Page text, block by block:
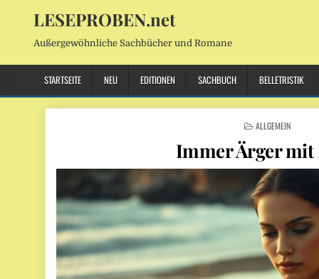
LESEPROBEN.net
Außergewöhnliche Sachbücher und Romane
STARTSEITE NEU EDITIONEN SACHBUCH BELLETRISTIK
POSTED
ALLGEMEIN
Immer Ärger